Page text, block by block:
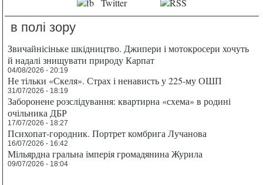
в полі зору
Звичайнісіньке шкідництво. Джипери і мотокросери хочуть
й надалі знищувати природу Карпат
04/08/2026 - 20:19
Не тільки «Скеля». Страх і ненависть у 225-му ОШП
31/07/2026 - 18:19
Заборонене розслідування: квартирна «схема» в родині
очільника ДБР
17/07/2026 - 18:27
Психопат-городник. Портрет комбрига Лучанова
16/07/2026 - 16:42
Мільярдна гральна імперія громадянина Журила
09/07/2026 - 18:04